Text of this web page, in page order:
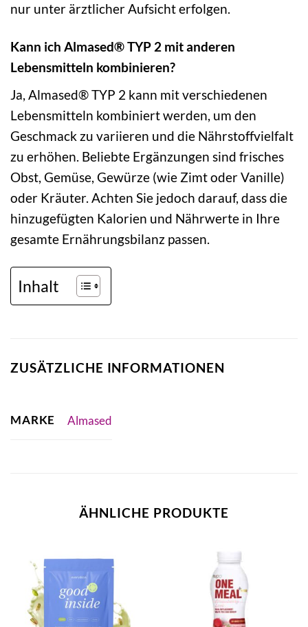
nur unter ärztlicher Aufsicht erfolgen.
Kann ich Almased® TYP 2 mit anderen
Lebensmitteln kombinieren?
Ja, Almased® TYP 2 kann mit verschiedenen
Lebensmitteln kombiniert werden, um den
Geschmack zu variieren und die Nährstoffvielfalt
zu erhöhen. Beliebte Ergänzungen sind frisches
Obst, Gemüse, Gewürze (wie Zimt oder Vanille)
oder Kräuter. Achten Sie jedoch darauf, dass die
hinzugefügten Kalorien und Nährwerte in Ihre
gesamte Ernährungsbilanz passen.
Inhalt
ZUSÄTZLICHE INFORMATIONEN
MARKE Almased
ÄHNLICHE PRODUKTE